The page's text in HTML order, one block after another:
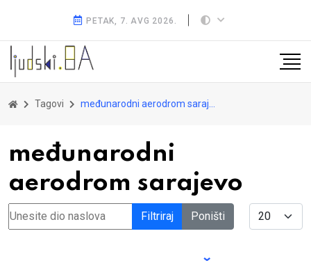
PETAK, 7. AVG 2026.
Tagovi međunarodni aerodrom sarajevo
međunarodni
aerodrom sarajevo
Unesite dio naslova Filtriraj Poništi Display #